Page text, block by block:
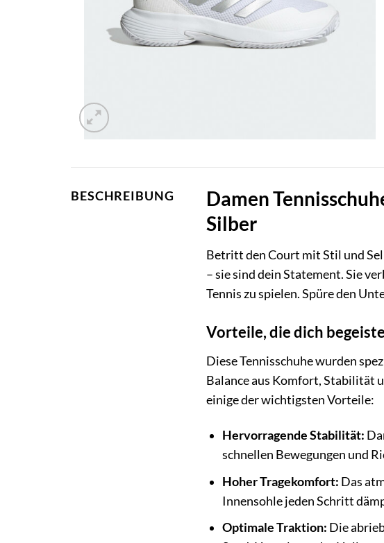
BESCHREIBUNG
Damen
Silber
Betritt den Court mit Stil und
– sie sind dein Statement. Sie
Tennis zu spielen. Spüre den
Vorteile, die dich
Diese Tennisschuhe wurden
Balance aus Komfort, Stabilität
einige der wichtigsten Vorteile:
Hervorragende Stabilität:
schnellen Bewegungen und
Hoher Tragekomfort: Das
Innensohle jeden Schritt
Optimale Traktion: Die